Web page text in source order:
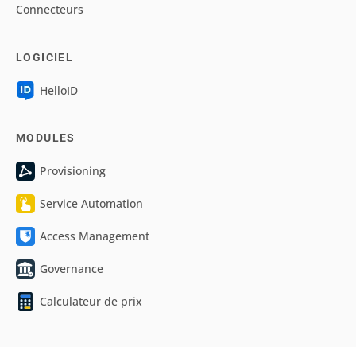
Connecteurs
LOGICIEL
HelloID
MODULES
Provisioning
Service Automation
Access Management
Governance
Calculateur de prix